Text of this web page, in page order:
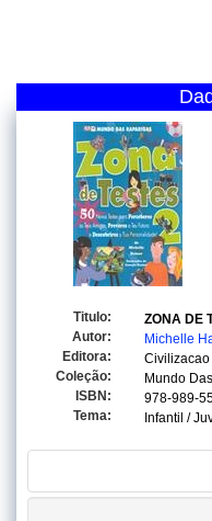
Titulo:
ZONA DE
Autor:
Michelle
Editora:
Civilizacao
Coleção:
Mundo
ISBN:
978-989-
Tema:
Infantil /